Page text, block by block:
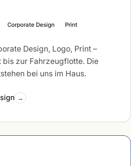
Corporate Design Print
Design, Logo, Print –
bis zur Fahrzeugflotte. Die
bei uns im Haus.